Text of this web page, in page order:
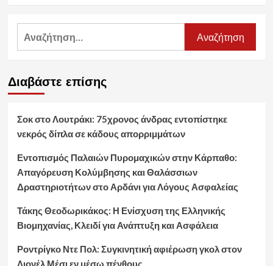
Αναζήτηση
Διαβάστε επίσης
Σοκ στο Λουτράκι: 75χρονος άνδρας εντοπίστηκε
νεκρός δίπλα σε κάδους απορριμμάτων
Εντοπισμός Παλαιών Πυρομαχικών στην Κάρπαθο:
Απαγόρευση Κολύμβησης και Θαλάσσιων
Δραστηριοτήτων στο Αρδάνι για Λόγους Ασφαλείας
Τάκης Θεοδωρικάκος: Η Ενίσχυση της Ελληνικής
Βιομηχανίας, Κλειδί για Ανάπτυξη και Ασφάλεια
Ροντρίγκο Ντε Πολ: Συγκινητική αφιέρωση γκολ στον
Λιονέλ Μέσι εν μέσω πένθους